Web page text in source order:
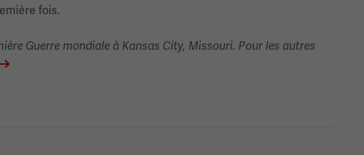
fois.
Guerre mondiale à Kansas City, Missouri. Pour les autres